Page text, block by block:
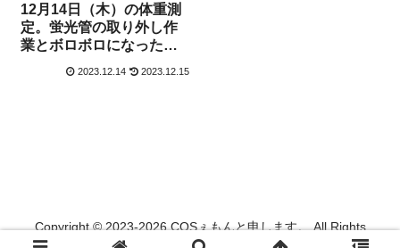
12月14日（木）の体重測
定。蛍光管の取り外し作
業とボロボロになった部
2023.12.14 2023.12.15
Copyright © 2023-2026 COSぇもんと申します。 All Rights